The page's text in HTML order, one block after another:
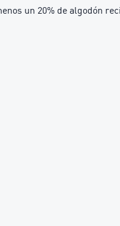
un 20% de algodón